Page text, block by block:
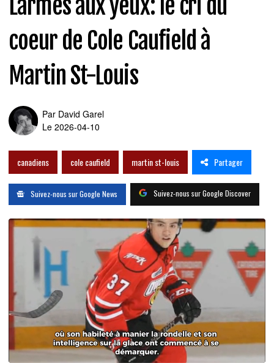
coeur de Cole Caufield à
Martin St-Louis
Par David Garel
Le 2026-04-10
canadiens cole caufield martin st-louis Partager
Suivez-nous sur Google News Suivez-nous sur Google Discover